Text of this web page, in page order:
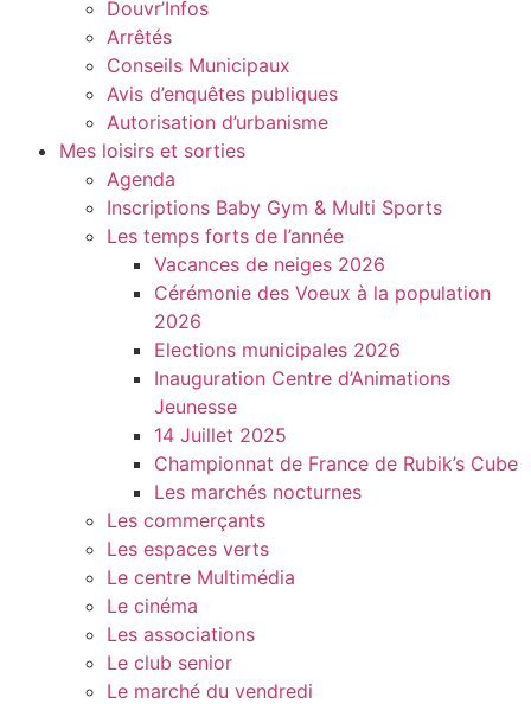
Douvr’Infos
Arrêtés
Conseils Municipaux
Avis d’enquêtes publiques
Autorisation d’urbanisme
Mes loisirs et sorties
Agenda
Inscriptions Baby Gym & Multi Sports
Les temps forts de l’année
Vacances de neiges 2026
Cérémonie des Voeux à la population
2026
Elections municipales 2026
Inauguration Centre d’Animations
Jeunesse
14 Juillet 2025
Championnat de France de Rubik’s Cube
Les marchés nocturnes
Les commerçants
Les espaces verts
Le centre Multimédia
Le cinéma
Les associations
Le club senior
Le marché du vendredi